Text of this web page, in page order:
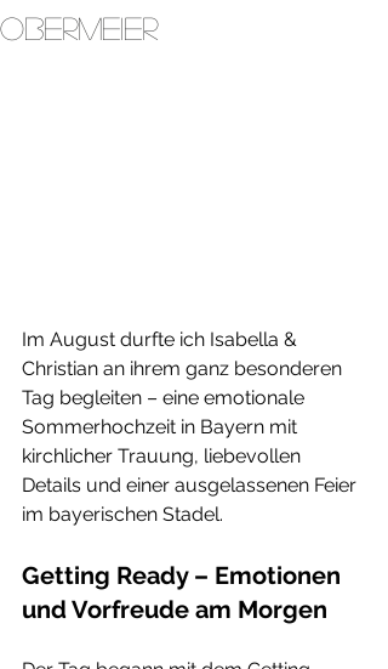
Obermeier
Im August durfte ich Isabella &
Christian an ihrem ganz besonderen
Tag begleiten – eine emotionale
Sommerhochzeit in Bayern mit
kirchlicher Trauung, liebevollen
Details und einer ausgelassenen Feier
im bayerischen Stadel.
Getting Ready – Emotionen
und Vorfreude am Morgen